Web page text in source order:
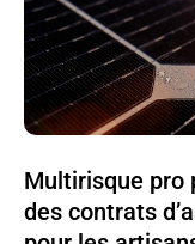
Multirisque pro
des contrats